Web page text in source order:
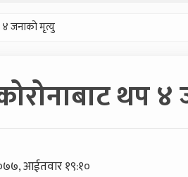
४ जनाको मृत्यु
थप
आईतवार १९:१०